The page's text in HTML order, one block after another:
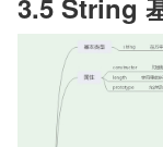
3.5 String